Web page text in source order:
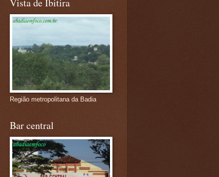
Vista de Ibitira
Região metropolitana da Badia
Bar central